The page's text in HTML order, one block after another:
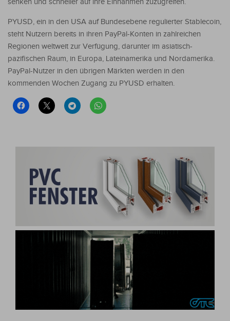
PYUSD, ein in den USA auf Bundesebene regulierter Stablecoin,
steht Nutzern bereits in ihren PayPal-Konten in zahlreichen
Regionen weltweit zur Verfügung, darunter im asiatisch-
pazifischen Raum, in Europa, Lateinamerika und Nordamerika.
PayPal-Nutzer in den übrigen Märkten werden in den
kommenden Wochen Zugang zu PYUSD erhalten.